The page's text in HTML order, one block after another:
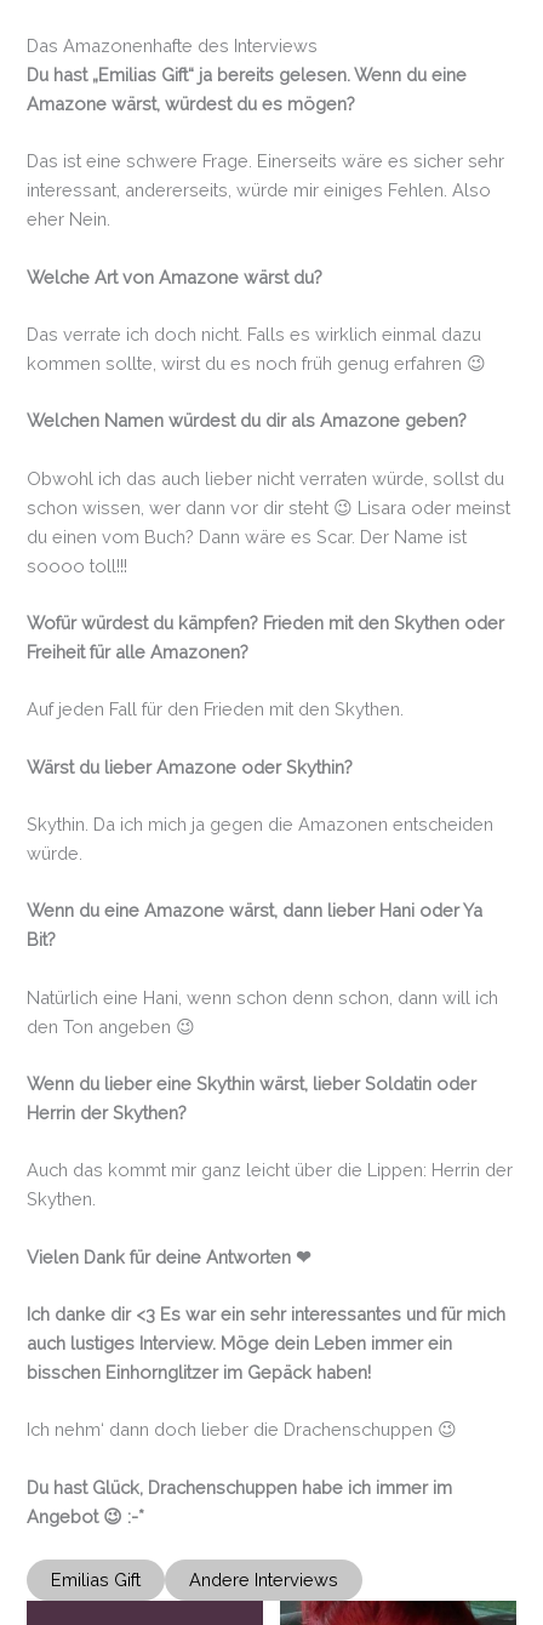
Das Amazonenhafte des Interviews
Du hast „Emilias Gift“ ja bereits gelesen. Wenn du eine
Amazone wärst, würdest du es mögen?
Das ist eine schwere Frage. Einerseits wäre es sicher sehr
interessant, andererseits, würde mir einiges Fehlen. Also
eher Nein.
Welche Art von Amazone wärst du?
Das verrate ich doch nicht. Falls es wirklich einmal dazu
kommen sollte, wirst du es noch früh genug erfahren 😉
Welchen Namen würdest du dir als Amazone geben?
Obwohl ich das auch lieber nicht verraten würde, sollst du
schon wissen, wer dann vor dir steht 😉 Lisara oder meinst
du einen vom Buch? Dann wäre es Scar. Der Name ist
soooo toll!!!
Wofür würdest du kämpfen? Frieden mit den Skythen oder
Freiheit für alle Amazonen?
Auf jeden Fall für den Frieden mit den Skythen.
Wärst du lieber Amazone oder Skythin?
Skythin. Da ich mich ja gegen die Amazonen entscheiden
würde.
Wenn du eine Amazone wärst, dann lieber Hani oder Ya
Bit?
Natürlich eine Hani, wenn schon denn schon, dann will ich
den Ton angeben 😉
Wenn du lieber eine Skythin wärst, lieber Soldatin oder
Herrin der Skythen?
Auch das kommt mir ganz leicht über die Lippen: Herrin der
Skythen.
Vielen Dank für deine Antworten ❤
Ich danke dir <3 Es war ein sehr interessantes und für mich
auch lustiges Interview. Möge dein Leben immer ein
bisschen Einhornglitzer im Gepäck haben!
Ich nehm‘ dann doch lieber die Drachenschuppen 😉
Du hast Glück, Drachenschuppen habe ich immer im
Angebot 😉 :-*
Emilias Gift Andere Interviews